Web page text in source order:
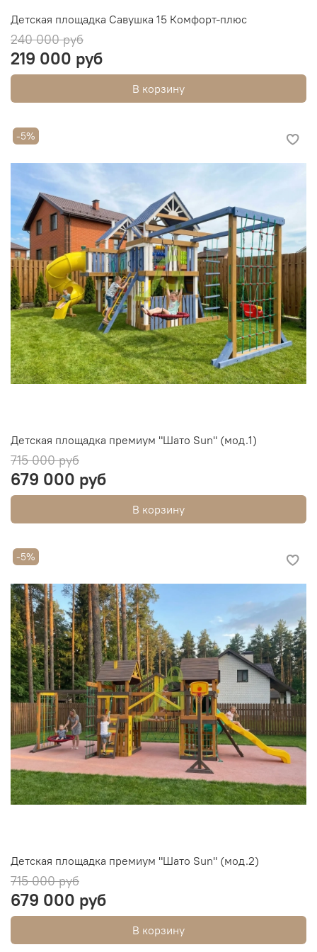
Детская площадка Савушка 15 Комфорт-плюс
240 000 руб
219 000 руб
В корзину
-5%
Детская площадка премиум "Шато Sun" (мод.1)
715 000 руб
679 000 руб
В корзину
-5%
Детская площадка премиум "Шато Sun" (мод.2)
715 000 руб
679 000 руб
В корзину